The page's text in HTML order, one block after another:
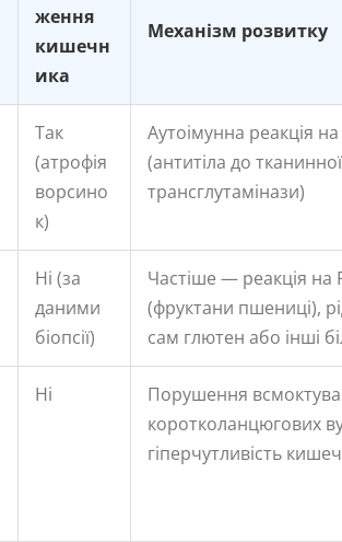
ження
кишечн
ика
Механізм розвитку
Так
(атрофія
ворсино
к)
Аутоімунна реакція
(антитіла до тканинної
трансглутамінази)
Ні (за
даними
біопсії)
Частіше — реакція на
(фруктани пшениці),
сам глютен або інші
Ні
Порушення
коротколанцюгових
гіперчутливість